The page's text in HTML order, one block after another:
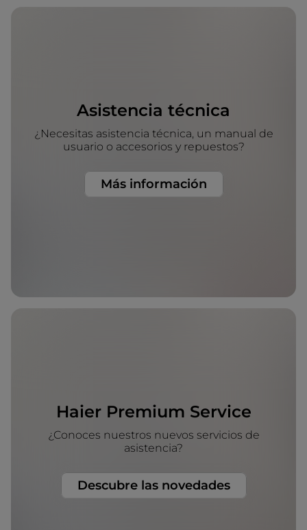
Asistencia técnica
¿Necesitas asistencia técnica, un manual de
usuario o accesorios y repuestos?
Más información
Haier Premium Service
¿Conoces nuestros nuevos servicios de
asistencia?
Descubre las novedades